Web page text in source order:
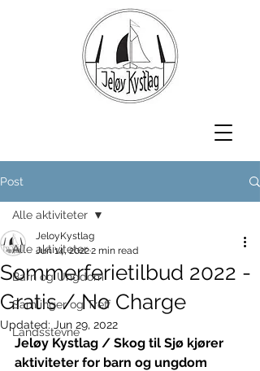
Post
Alle aktiviteter
Barn og Ungdom
Samlinger og Treff
Landsstevne
Alle aktiviteter
Sommerferietilbud 2022 -
Gratis / No Charge
JeloyKystlag
Jun 14, 20222 min read
Updated: Jun 29, 2022
Jeløy Kystlag / Skog til Sjø kjører
aktiviteter for barn og ungdom